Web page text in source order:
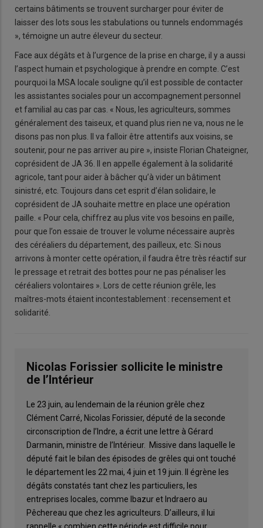
certains bâtiments se trouvent surcharger pour éviter de
laisser des lots sous les stabulations ou tunnels endommagés
», témoigne un autre éleveur du secteur.
Face aux dégâts et à l’urgence de la prise en charge, il y a aussi
l’aspect humain et psychologique à prendre en compte. C’est
pourquoi la MSA locale souligne qu’il est possible de contacter
les assistantes sociales pour un accompagnement personnel
et familial au cas par cas. « Nous, les agriculteurs, sommes
généralement des taiseux, et quand plus rien ne va, nous ne le
disons pas non plus. Il va falloir être attentifs aux voisins, se
soutenir, pour ne pas arriver au pire », insiste Florian Chateigner,
coprésident de JA 36. Il en appelle également à la solidarité
agricole, tant pour aider à bâcher qu’à vider un bâtiment
sinistré, etc. Toujours dans cet esprit d’élan solidaire, le
coprésident de JA souhaite mettre en place une opération
paille. « Pour cela, chiffrez au plus vite vos besoins en paille,
pour que l’on essaie de trouver le volume nécessaire auprès
des céréaliers du département, des pailleux, etc. Si nous
arrivons à monter cette opération, il faudra être très réactif sur
le pressage et retrait des bottes pour ne pas pénaliser les
céréaliers volontaires ». Lors de cette réunion grêle, les
maîtres-mots étaient incontestablement : recensement et
solidarité.
Nicolas Forissier sollicite le ministre
de l’Intérieur
Le 23 juin, au lendemain de la réunion grêle chez
Clément Carré, Nicolas Forissier, député de la seconde
circonscription de l’Indre, a écrit une lettre à Gérard
Darmanin, ministre de l’Intérieur. Missive dans laquelle le
député fait le bilan des épisodes de grêles qui ont touché
le département les 22 mai, 4 juin et 19 juin. Il égrène les
dégâts constatés tant chez les particuliers, les
entreprises locales, comme Ibazur et Indraero au
Pêchereau que chez les agriculteurs. D’ailleurs, il lui